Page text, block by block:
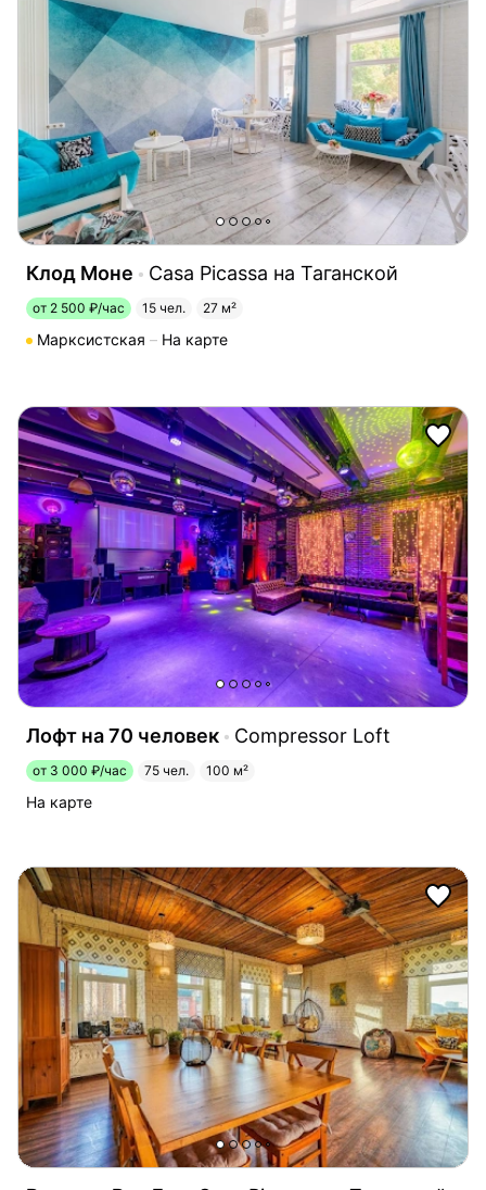
Клод Моне Casa Picassa на Таганской
от 2 500 ₽/час 15 чел. 27 м²
Марксистская На карте
Лофт на 70 человек Compressor Loft
от 3 000 ₽/час 75 чел. 100 м²
На карте